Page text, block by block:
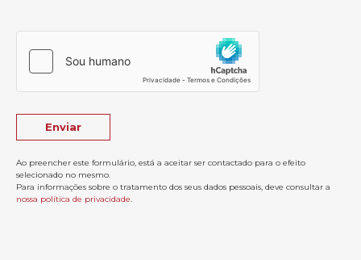
Ao preencher este formulário, está a aceitar ser contactado para o efeito
selecionado no mesmo.
Para informações sobre o tratamento dos seus dados pessoais, deve consultar a
nossa política de privacidade.